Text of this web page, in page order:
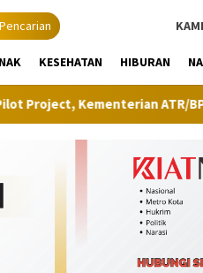
Pencarian
KESEHATAN HIBURAN
BPN Uji Coba Layanan